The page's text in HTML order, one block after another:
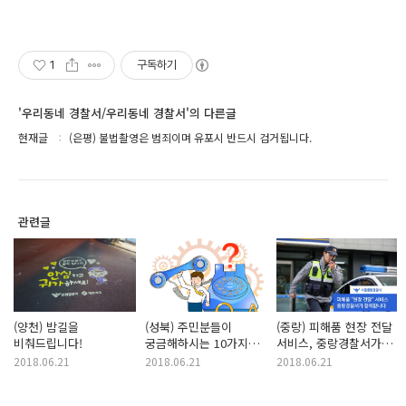
1 구독하기
'우리동네 경찰서/우리동네 경찰서'의 다른글
현재글 (은평) 불법촬영은 범죄이며 유포시 반드시 검거됩니다.
관련글
(양천) 밤길을
비춰드립니다!
2018.06.21
(성북) 주민분들이
궁금해하시는 10가지
알려드려요♥
2018.06.21
(중랑) 피해품 현장 전달
서비스, 중랑경찰서가
함께합니다
2018.06.21